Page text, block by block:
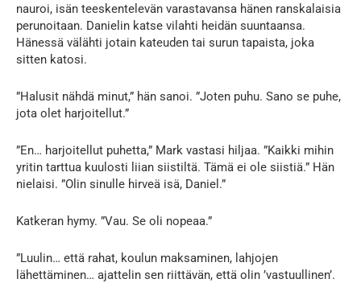
nauroi, isän teeskentelevän varastavansa hänen ranskalaisia
perunoitaan. Danielin katse vilahti heidän suuntaansa.
Hänessä välähti jotain kateuden tai surun tapaista, joka
sitten katosi.
”Halusit nähdä minut,” hän sanoi. ”Joten puhu. Sano se puhe,
jota olet harjoitellut.”
”En… harjoitellut puhetta,” Mark vastasi hiljaa. ”Kaikki mihin
yritin tarttua kuulosti liian siistiltä. Tämä ei ole siistiä.” Hän
nielaisi. ”Olin sinulle hirveä isä, Daniel.”
Katkeran hymy. ”Vau. Se oli nopeaa.”
”Luulin… että rahat, koulun maksaminen, lahjojen
lähettäminen… ajattelin sen riittävän, että olin ’vastuullinen’.